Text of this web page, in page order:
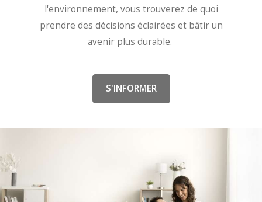
l'environnement, vous trouverez de quoi
prendre des décisions éclairées et bâtir un
avenir plus durable.
S'INFORMER